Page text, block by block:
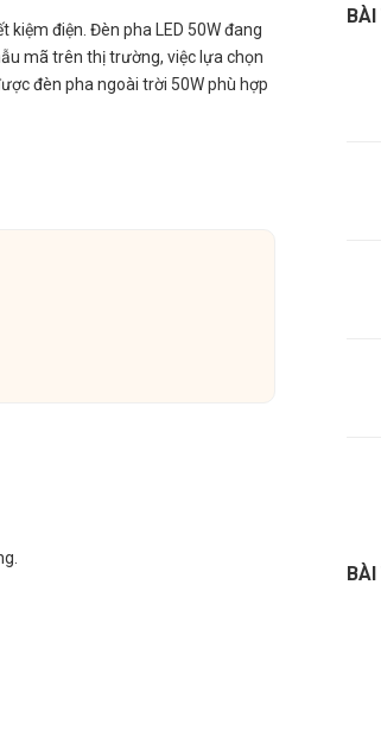
điện. Đèn pha LED 50W đang
mã trên thị trường, việc lựa chọn
đèn pha ngoài trời 50W phù hợp
BÀI
BÀI